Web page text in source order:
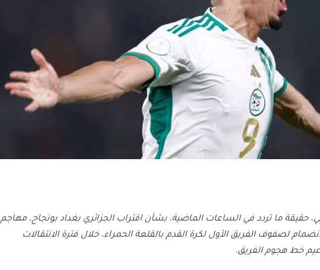
ما تردد في الساعات الماضية، بشأن اقتراب الجزائري بغداد بونجاح، مهاجم
لصفوف الفريق الأول لكرة القدم بالقلعة الحمراء، خلال فترة الانتقالات
خط هجوم الفريق.